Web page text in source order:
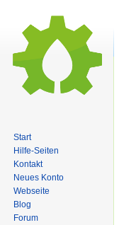
Start
Hilfe-Seiten
Kontakt
Neues Konto
Webseite
Blog
Forum